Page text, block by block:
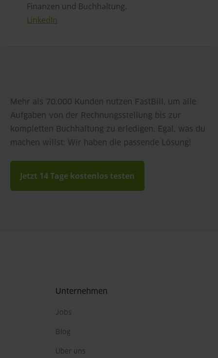
Finanzen und Buchhaltung.
LinkedIn
Mehr als 70.000 Kunden nutzen FastBill, um alle
Aufgaben von der Rechnungsstellung bis zur
kompletten Buchhaltung zu erledigen. Egal, was du
machen willst: Wir haben die passende Lösung!
Jetzt 14 Tage kostenlos testen
Unternehmen
Jobs
Blog
Über uns